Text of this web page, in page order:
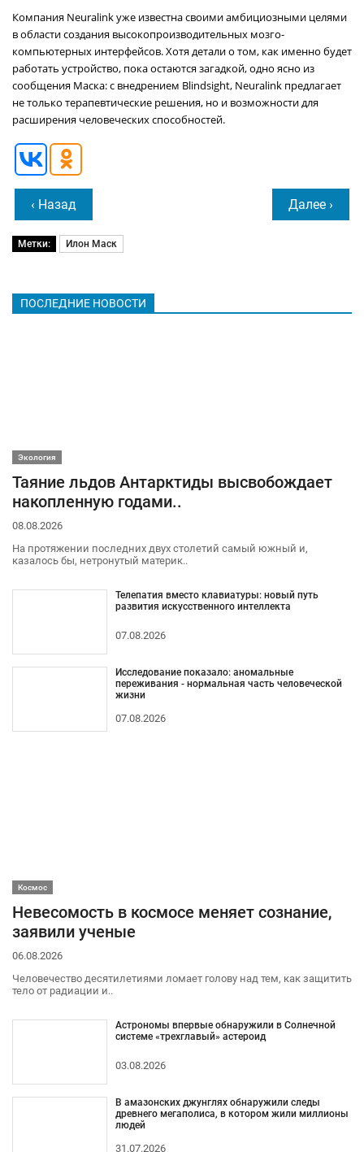
Компания Neuralink уже известна своими амбициозными целями
в области создания высокопроизводительных мозго-
компьютерных интерфейсов. Хотя детали о том, как именно будет
работать устройство, пока остаются загадкой, одно ясно из
сообщения Маска: с внедрением Blindsight, Neuralink предлагает
не только терапевтические решения, но и возможности для
расширения человеческих способностей.
‹ Назад Далее ›
Метки: Илон Маск
ПОСЛЕДНИЕ НОВОСТИ
Экология
Таяние льдов Антарктиды высвобождает
накопленную годами..
08.08.2026
На протяжении последних двух столетий самый южный и,
казалось бы, нетронутый материк..
Телепатия вместо клавиатуры: новый путь
развития искусственного интеллекта
07.08.2026
Исследование показало: аномальные
переживания - нормальная часть человеческой
жизни
07.08.2026
Космос
Невесомость в космосе меняет сознание,
заявили ученые
06.08.2026
Человечество десятилетиями ломает голову над тем, как защитить
тело от радиации и..
Астрономы впервые обнаружили в Солнечной
системе «трехглавый» астероид
03.08.2026
В амазонских джунглях обнаружили следы
древнего мегаполиса, в котором жили миллионы
людей
31.07.2026